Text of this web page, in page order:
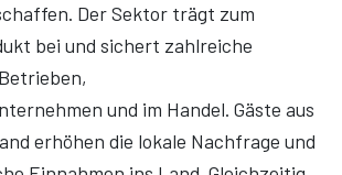
Der Sektor trägt zum
bei und sichert zahlreiche
und im Handel. Gäste aus
erhöhen die lokale Nachfrage und